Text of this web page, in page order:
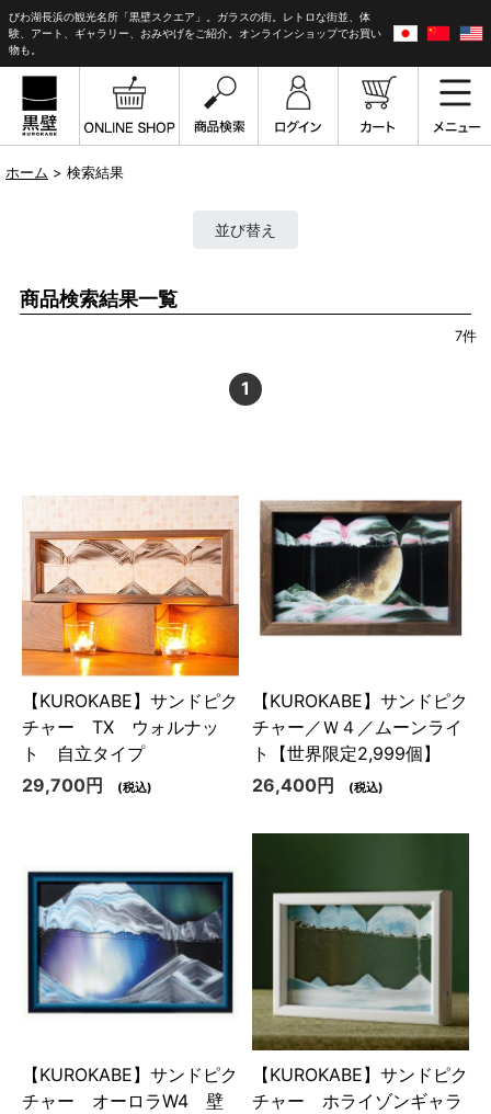
びわ湖長浜の観光名所「黒壁スクエア」。ガラスの街。レトロな街並、体
験、アート、ギャラリー、おみやげをご紹介。オンラインショップでお買い
物も。
ホーム > 検索結果
並び替え
商品検索結果一覧
7件
1
【KUROKABE】サンドピク
チャー TX ウォルナッ
ト 自立タイプ
29,700円
(税込)
【KUROKABE】サンドピク
チャー／Ｗ４／ムーンライ
ト【世界限定2,999個】
26,400円
(税込)
【KUROKABE】サンドピク
チャー オーロラW4 壁
【KUROKABE】サンドピク
チャー ホライゾンギャラ